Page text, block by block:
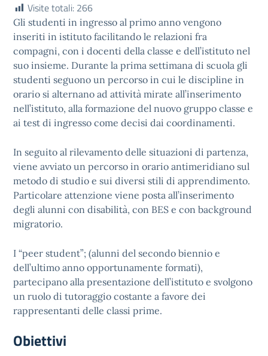
Visite totali: 266
Gli studenti in ingresso al primo anno vengono
inseriti in istituto facilitando le relazioni fra
compagni, con i docenti della classe e dell’istituto nel
suo insieme. Durante la prima settimana di scuola gli
studenti seguono un percorso in cui le discipline in
orario si alternano ad attività mirate all’inserimento
nell’istituto, alla formazione del nuovo gruppo classe e
ai test di ingresso come decisi dai coordinamenti.
In seguito al rilevamento delle situazioni di partenza,
viene avviato un percorso in orario antimeridiano sul
metodo di studio e sui diversi stili di apprendimento.
Particolare attenzione viene posta all’inserimento
degli alunni con disabilità, con BES e con background
migratorio.
I “peer student”; (alunni del secondo biennio e
dell’ultimo anno opportunamente formati),
partecipano alla presentazione dell’istituto e svolgono
un ruolo di tutoraggio costante a favore dei
rappresentanti delle classi prime.
Obiettivi